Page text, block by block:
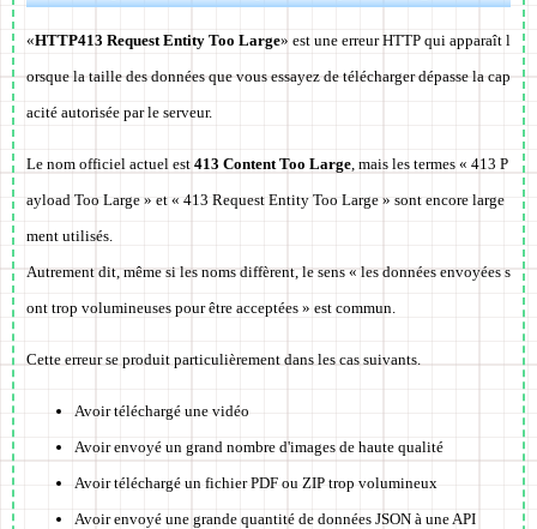
«HTTP413 Request Entity Too Large» est une erreur HTTP qui apparaît l
orsque la taille des données que vous essayez de télécharger dépasse la cap
acité autorisée par le serveur.
Le nom officiel actuel est 413 Content Too Large, mais les termes « 413 P
ayload Too Large » et « 413 Request Entity Too Large » sont encore large
ment utilisés.
Autrement dit, même si les noms diffèrent, le sens « les données envoyées s
ont trop volumineuses pour être acceptées » est commun.
Cette erreur se produit particulièrement dans les cas suivants.
Avoir téléchargé une vidéo
Avoir envoyé un grand nombre d'images de haute qualité
Avoir téléchargé un fichier PDF ou ZIP trop volumineux
Avoir envoyé une grande quantité de données JSON à une API